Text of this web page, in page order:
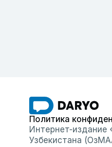
Политика
Интернет-издание
Узбекистана